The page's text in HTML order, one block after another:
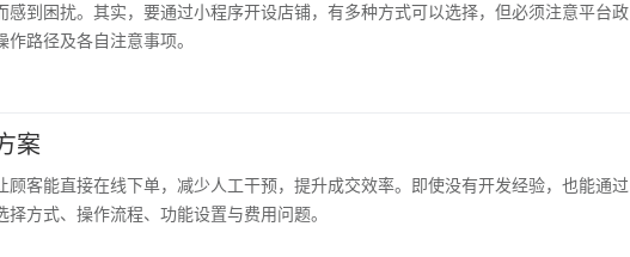
到困扰。其实，要通过小程序开设店铺，有多种方式可以选择，但必须注意平台政
路径及各自注意事项。
案
客能直接在线下单，减少人工干预，提升成交效率。即使没有开发经验，也能通过
方式、操作流程、功能设置与费用问题。